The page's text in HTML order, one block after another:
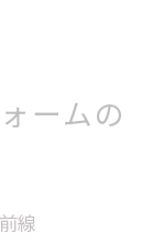
ームの
線